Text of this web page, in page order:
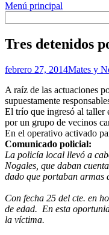
Menú principal
Tres detenidos
febrero 27, 2014Mates y
A raíz de las actuaciones
supuestamente
El trío que ingresó al taller
por un grupo de vecinos
En el operativo activado
Comunicado policial:
La policía local llevó a
Nogales, que daban
dado que portaban armas
Con fecha 25 del cte. en
de edad. En esta
la víctima.